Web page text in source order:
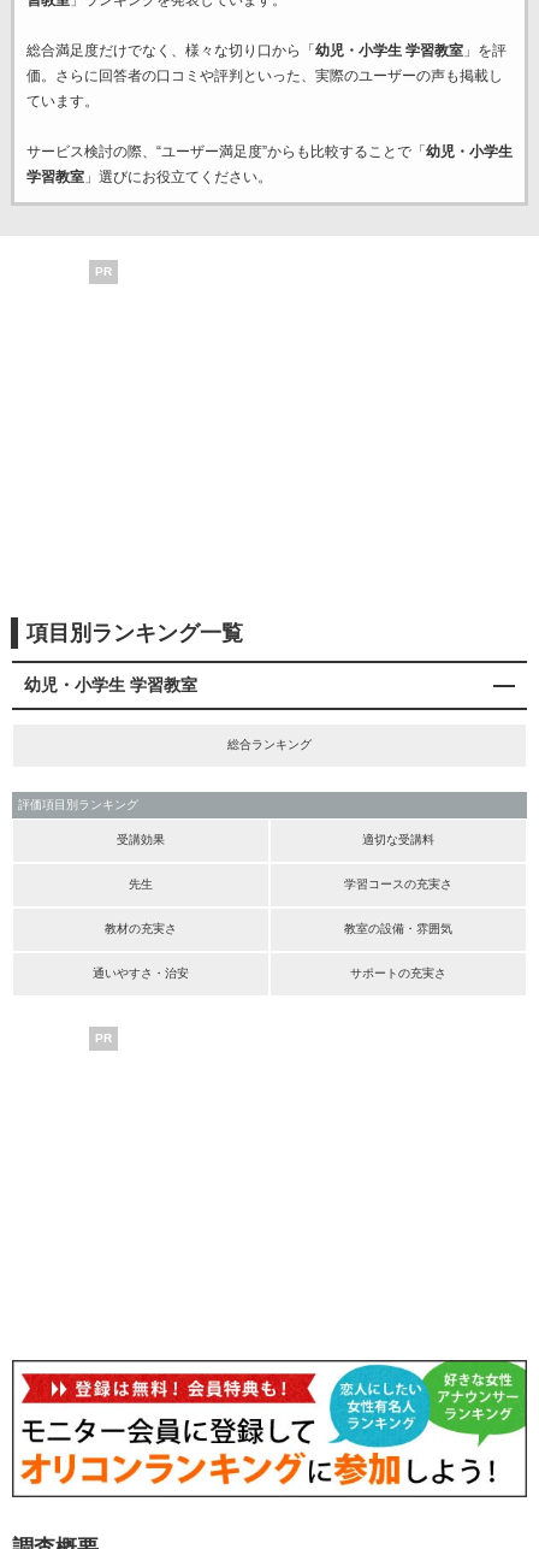
総合満足度だけでなく、様々な切り口から「 幼児・小学生 学習教室」を評
価。さらに回答者の口コミや評判といった、実際のユーザーの声も掲載し
ています。
サービス検討の際、“ユーザー満足度”からも比較することで「 幼児・小学生
学習教室」選びにお役立てください。
PR
項目別ランキング一覧
幼児・小学生 学習教室
総合ランキング
評価項目別ランキング
受講効果 適切な受講料
先生 学習コースの充実さ
教材の充実さ 教室の設備・雰囲気
通いやすさ・治安 サポートの充実さ
PR